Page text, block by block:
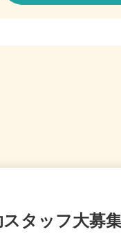
タッフ大募